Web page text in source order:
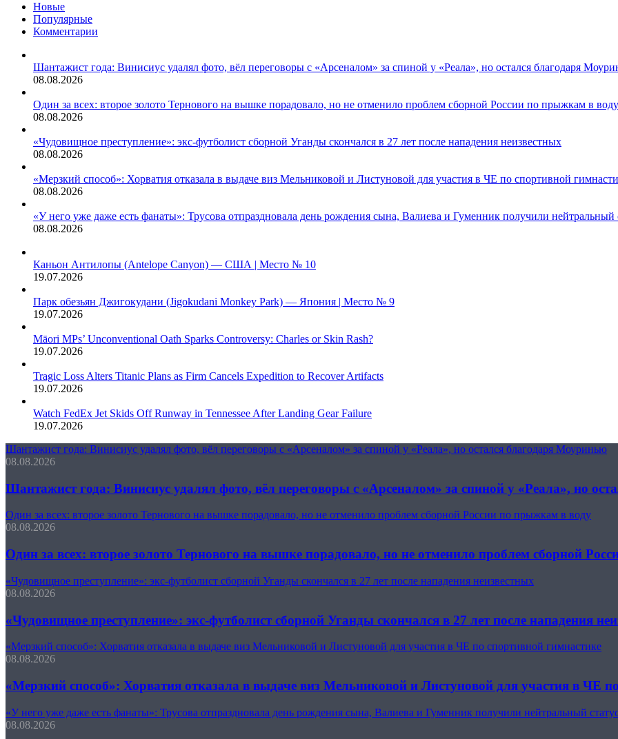
Новые
Популярные
Комментарии
Шантажист года: Винисиус удалял фото, вёл переговоры с «Арсеналом» за спиной у «Реала», но остался благодаря
08.08.2026
Один за всех: второе золото Тернового на вышке порадовало, но не отменило проблем сборной России по прыжкам в воду
08.08.2026
«Чудовищное преступление»: экс-футболист сборной Уганды скончался в 27 лет после нападения неизвестных
08.08.2026
«Мерзкий способ»: Хорватия отказала в выдаче виз Мельниковой и Листуновой для участия в ЧЕ по спортивной
08.08.2026
«У него уже даже есть фанаты»: Трусова отпраздновала день рождения сына, Валиева и Гуменник получили нейтральный
08.08.2026
Каньон Антилопы (Antelope Canyon) — США | Место № 10
19.07.2026
Парк обезьян Джигокудани (Jigokudani Monkey Park) — Япония | Место № 9
19.07.2026
Māori MPs’ Unconventional Oath Sparks Controversy: Charles or Skin Rash?
19.07.2026
Tragic Loss Alters Titanic Plans as Firm Cancels Expedition to Recover Artifacts
19.07.2026
Watch FedEx Jet Skids Off Runway in Tennessee After Landing Gear Failure
19.07.2026
Шантажист года: Винисиус удалял фото, вёл переговоры с «Арсеналом» за спиной у «Реала», но остался благодаря Моуринью
08.08.2026
Шантажист года: Винисиус удалял фото, вёл переговоры с «Арсеналом» за спиной у «Реала», но
Один за всех: второе золото Тернового на вышке порадовало, но не отменило проблем сборной России по прыжкам в воду
08.08.2026
Один за всех: второе золото Тернового на вышке порадовало, но не отменило проблем сборной
«Чудовищное преступление»: экс-футболист сборной Уганды скончался в 27 лет после нападения неизвестных
08.08.2026
«Чудовищное преступление»: экс-футболист сборной Уганды скончался в 27 лет после нападения
«Мерзкий способ»: Хорватия отказала в выдаче виз Мельниковой и Листуновой для участия в ЧЕ по спортивной гимнастике
08.08.2026
«Мерзкий способ»: Хорватия отказала в выдаче виз Мельниковой и Листуновой для участия в ЧЕ
«У него уже даже есть фанаты»: Трусова отпраздновала день рождения сына, Валиева и Гуменник получили нейтральный
08.08.2026